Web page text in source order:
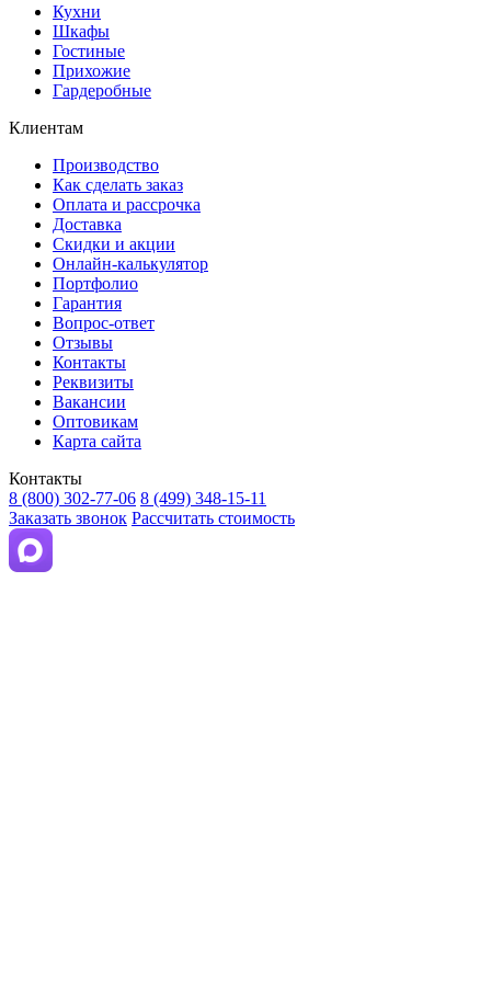
Кухни
Шкафы
Гостиные
Прихожие
Гардеробные
Клиентам
Производство
Как сделать заказ
Оплата и рассрочка
Доставка
Скидки и акции
Онлайн-калькулятор
Портфолио
Гарантия
Вопрос-ответ
Отзывы
Контакты
Реквизиты
Вакансии
Оптовикам
Карта сайта
Контакты
8 (800) 302-77-06 8 (499) 348-15-11
Заказать звонок Рассчитать стоимость